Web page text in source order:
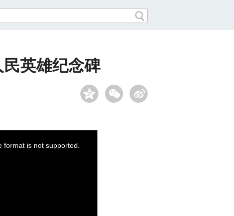
英雄纪念碑
is not supported.